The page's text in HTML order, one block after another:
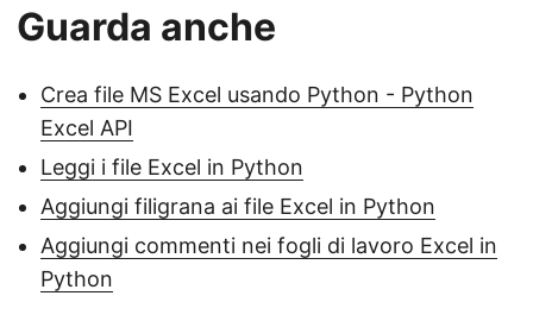
Guarda anche
Crea file MS Excel usando Python - Python
Excel API
Leggi i file Excel in Python
Aggiungi filigrana ai file Excel in Python
Aggiungi commenti nei fogli di lavoro Excel in
Python